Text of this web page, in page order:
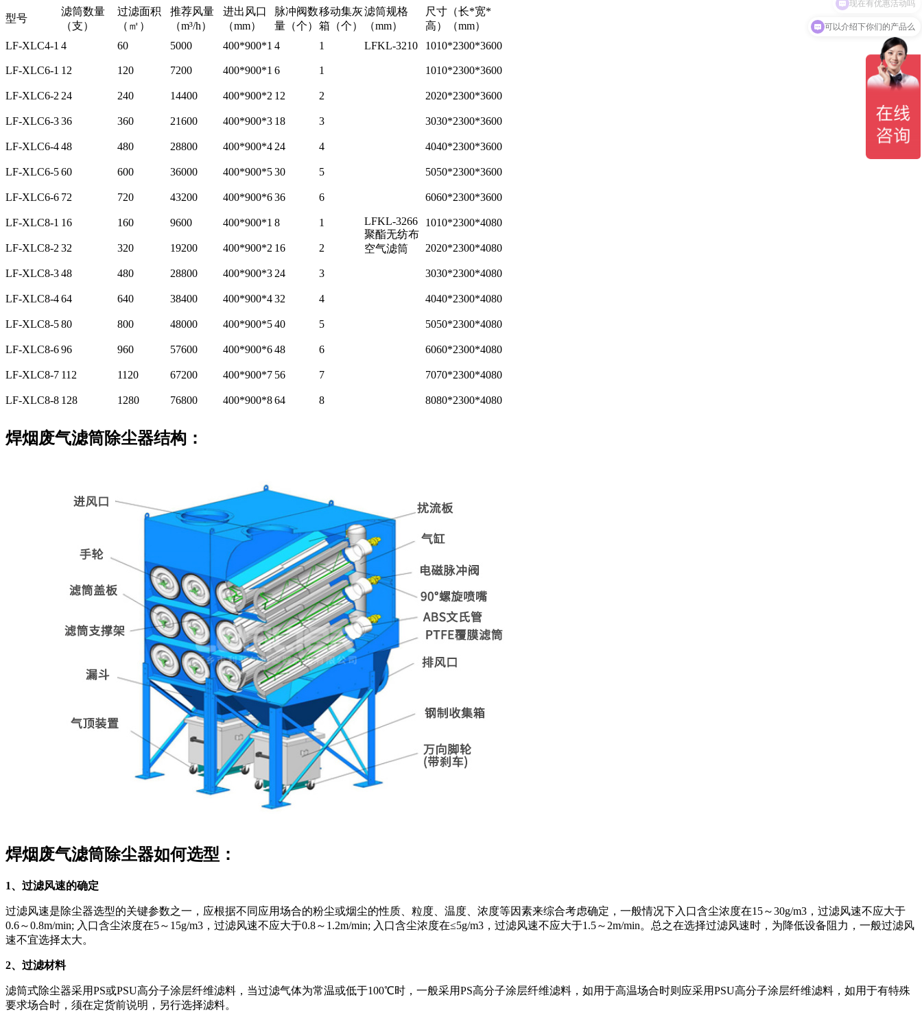
型号
滤筒数量
（支）
过滤面积
（㎡）
推荐风量
（m³/h）
进出风口
（mm）
脉冲阀数
量（个）
移动集灰
箱（个）
滤筒规格
（mm）
尺寸（长*宽*
高）（mm）
LF-XLC4-1 4 60 5000 400*900*1 4 1 LFKL-3210 1010*2300*3600
LF-XLC6-1 12 120 7200 400*900*1 6 1
LFKL-3266
聚酯无纺布
空气滤筒
1010*2300*3600
LF-XLC6-2 24 240 14400 400*900*2 12 2 2020*2300*3600
LF-XLC6-336 360 21600 400*900*3 18 3 3030*2300*3600
LF-XLC6-448 480 28800 400*900*4 24 4 4040*2300*3600
LF-XLC6-560 600 36000 400*900*530 5 5050*2300*3600
LF-XLC6-6 72 720 43200 400*900*636 6 6060*2300*3600
LF-XLC8-1 16 160 9600 400*900*1 8 1 1010*2300*4080
LF-XLC8-2 32 320 19200 400*900*2 16 2 2020*2300*4080
LF-XLC8-348 480 28800 400*900*3 24 3 3030*2300*4080
LF-XLC8-464 640 38400 400*900*432 4 4040*2300*4080
LF-XLC8-580 800 48000 400*900*540 5 5050*2300*4080
LF-XLC8-696 960 57600 400*900*648 6 6060*2300*4080
LF-XLC8-7 112 1120 67200 400*900*7 56 7 7070*2300*4080
LF-XLC8-8 128 1280 76800 400*900*864 8 8080*2300*4080
焊烟废气滤筒除尘器结构：
焊烟废气滤筒除尘器如何选型：
1、过滤风速的确定
过滤风速是除尘器选型的关键参数之一，应根据不同应用场合的粉尘或烟尘的性质、粒度、温度、浓度等因素来综合考虑确定，一般情况下入口含尘浓度在15～30g/m3，过滤风速不应大于
0.6～0.8m/min; 入口含尘浓度在5～15g/m3，过滤风速不应大于0.8～1.2m/min; 入口含尘浓度在≤5g/m3，过滤风速不应大于1.5～2m/min。总之在选择过滤风速时，为降低设备阻力，一般过滤风
速不宜选择太大。
2、过滤材料
滤筒式除尘器采用PS或PSU高分子涂层纤维滤料，当过滤气体为常温或低于100℃时，一般采用PS高分子涂层纤维滤料，如用于高温场合时则应采用PSU高分子涂层纤维滤料，如用于有特殊
要求场合时，须在定货前说明，另行选择滤料。
可以介绍下你们的产品么